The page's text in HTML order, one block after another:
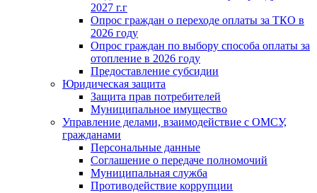
2027 г.г
Опрос граждан о переходе оплаты за ТКО в
2026 году
Опрос граждан по выбору способа оплаты за
отопление в 2026 году
Предоставление субсидии
Юридическая защита
Защита прав потребителей
Муниципальное имущество
Управление делами, взаимодействие с ОМСУ,
гражданами
Персональные данные
Соглашение о передаче полномочий
Муниципальная служба
Противодействие коррупции